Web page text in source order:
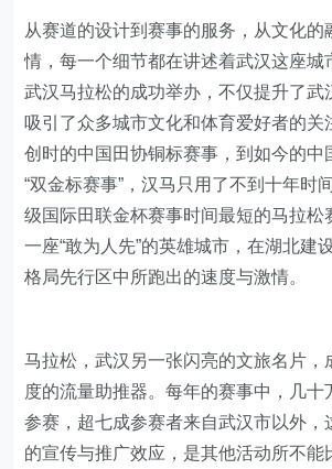
从赛道的设计到赛事的服务，从文化的
情，每一个细节都在讲述着武汉这座城
武汉马拉松的成功举办，不仅提升了武
吸引了众多城市文化和体育爱好者的关
创时的中国田协铜标赛事，到如今的中
“双金标赛事”，汉马只用了不到十年时
级国际田联金杯赛事时间最短的马拉松
一座“敢为人先”的英雄城市，在湖北建
格局先行区中所跑出的速度与激情。
马拉松，武汉另一张闪亮的文旅名片，
度的流量助推器。每年的赛事中，几十
参赛，超七成参赛者来自武汉市以外，
的宣传与推广效应，是其他活动所不能